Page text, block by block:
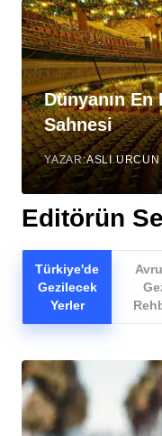
Dünyanın
Sahnesi
YAZAR:ASLI URCUN
Editörün
Türkiye'de
Gezilecek
Yerler